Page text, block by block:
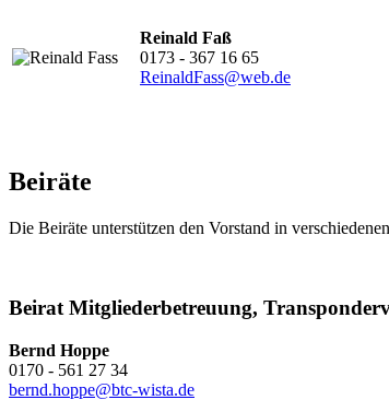
Reinald Faß
0173 - 367 16 65
ReinaldFass@web.de
Beiräte
Die Beiräte unterstützen den Vorstand in
Beirat Mitgliederbetreuung,
Bernd Hoppe
0170 - 561 27 34
bernd.hoppe@btc-wista.de